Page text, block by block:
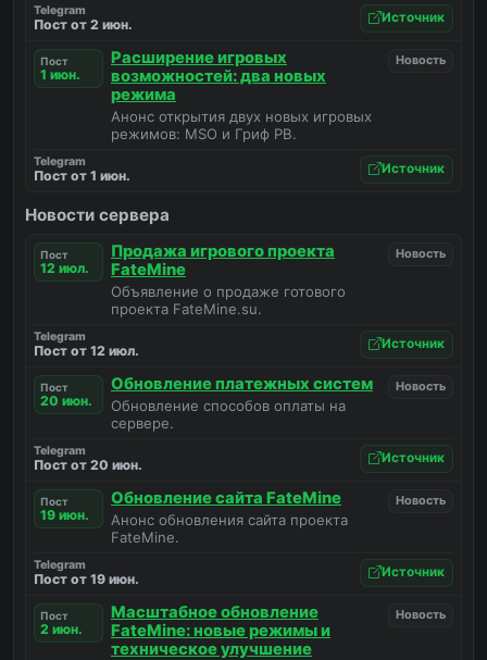
Telegram
Пост от 2 июн. Источник
Пост
1 июн.
Новость
Расширение игровых
возможностей: два новых
режима
Анонс открытия двух новых игровых
режимов: MSO и Гриф РВ.
Telegram
Пост от 1 июн. Источник
Новости сервера
Пост
12 июл.
Новость
Продажа игрового проекта
FateMine
Объявление о продаже готового
проекта FateMine.su.
Telegram
Пост от 12 июл. Источник
Пост
20 июн.
Новость
Обновление платежных систем
Обновление способов оплаты на
сервере.
Telegram
Пост от 20 июн. Источник
Пост
19 июн.
Новость
Обновление сайта FateMine
Анонс обновления сайта проекта
FateMine.
Telegram
Пост от 19 июн. Источник
Пост
2 июн.
Новость
Масштабное обновление
FateMine: новые режимы и
техническое улучшение